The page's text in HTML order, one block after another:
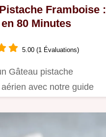
Framboise :
80 Minutes
5.00 (1 Évaluations)
Gâteau pistache
avec notre guide